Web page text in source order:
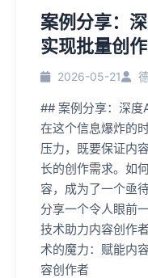
案例分享：
实现批量创作
2026-05-21
## 案例分享：深度
在这个信息爆炸的
压力，既要保证内
长的创作需求。如
容，成为了一个亟
分享一个令人眼前
技术助力内容创作
术的魔力：赋能内
容创作者